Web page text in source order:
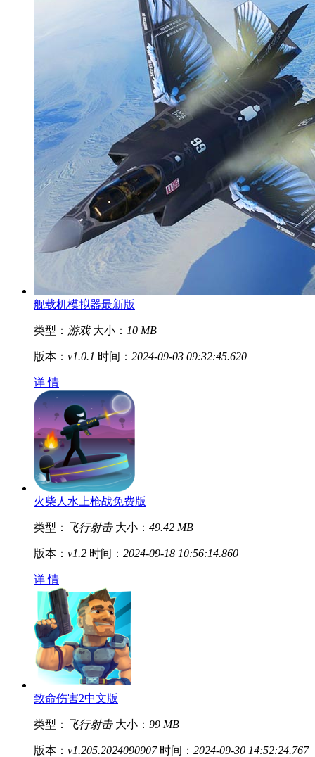
舰载机模拟器最新版
类型： 游戏 大小： 10 MB
版本： v1.0.1 时间： 2024-09-03 09:32:45.620
详 情
火柴人水上枪战免费版
类型： 飞行射击 大小： 49.42 MB
版本： v1.2 时间： 2024-09-18 10:56:14.860
详 情
致命伤害2中文版
类型： 飞行射击 大小： 99 MB
版本： v1.205.2024090907 时间： 2024-09-30 14:52:24.767